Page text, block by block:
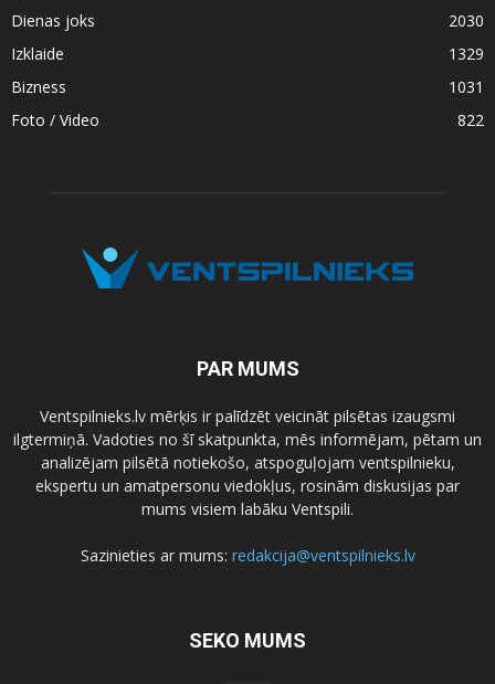
Dienas joks
2030
Izklaide
1329
Bizness
1031
Foto / Video
822
PAR MUMS
Ventspilnieks.lv mērķis ir palīdzēt veicināt pilsētas izaugsmi
ilgtermiņā. Vadoties no šī skatpunkta, mēs informējam, pētam un
analizējam pilsētā notiekošo, atspoguļojam ventspilnieku,
ekspertu un amatpersonu viedokļus, rosinām diskusijas par
mums visiem labāku Ventspili.
Sazinieties ar mums: redakcija@ventspilnieks.lv
SEKO MUMS